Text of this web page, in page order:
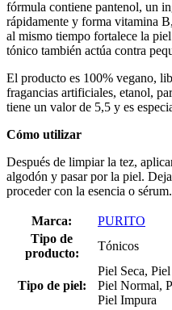
fórmula contiene pantenol, un
rápidamente y forma vitamina
al mismo tiempo fortalece la
tónico también actúa contra
El producto es 100% vegano,
fragancias artificiales, etanol,
tiene un valor de 5,5 y es
Cómo utilizar
Después de limpiar la tez,
algodón y pasar por la piel.
proceder con la esencia o sérum.
Marca:
PURITO
Tipo de
producto:
Tónicos
Tipo de piel:
Piel Seca,
Piel Normal,
Piel Impura